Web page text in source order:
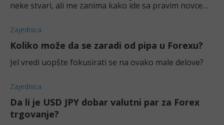
neke stvari, ali me zanima kako ide sa pravim novcem.
Zajednica
Koliko može da se zaradi od pipa u Forexu?
Jel vredi uopšte fokusirati se na ovako male delove?
Zajednica
Da li je USD JPY dobar valutni par za Forex
trgovanje?